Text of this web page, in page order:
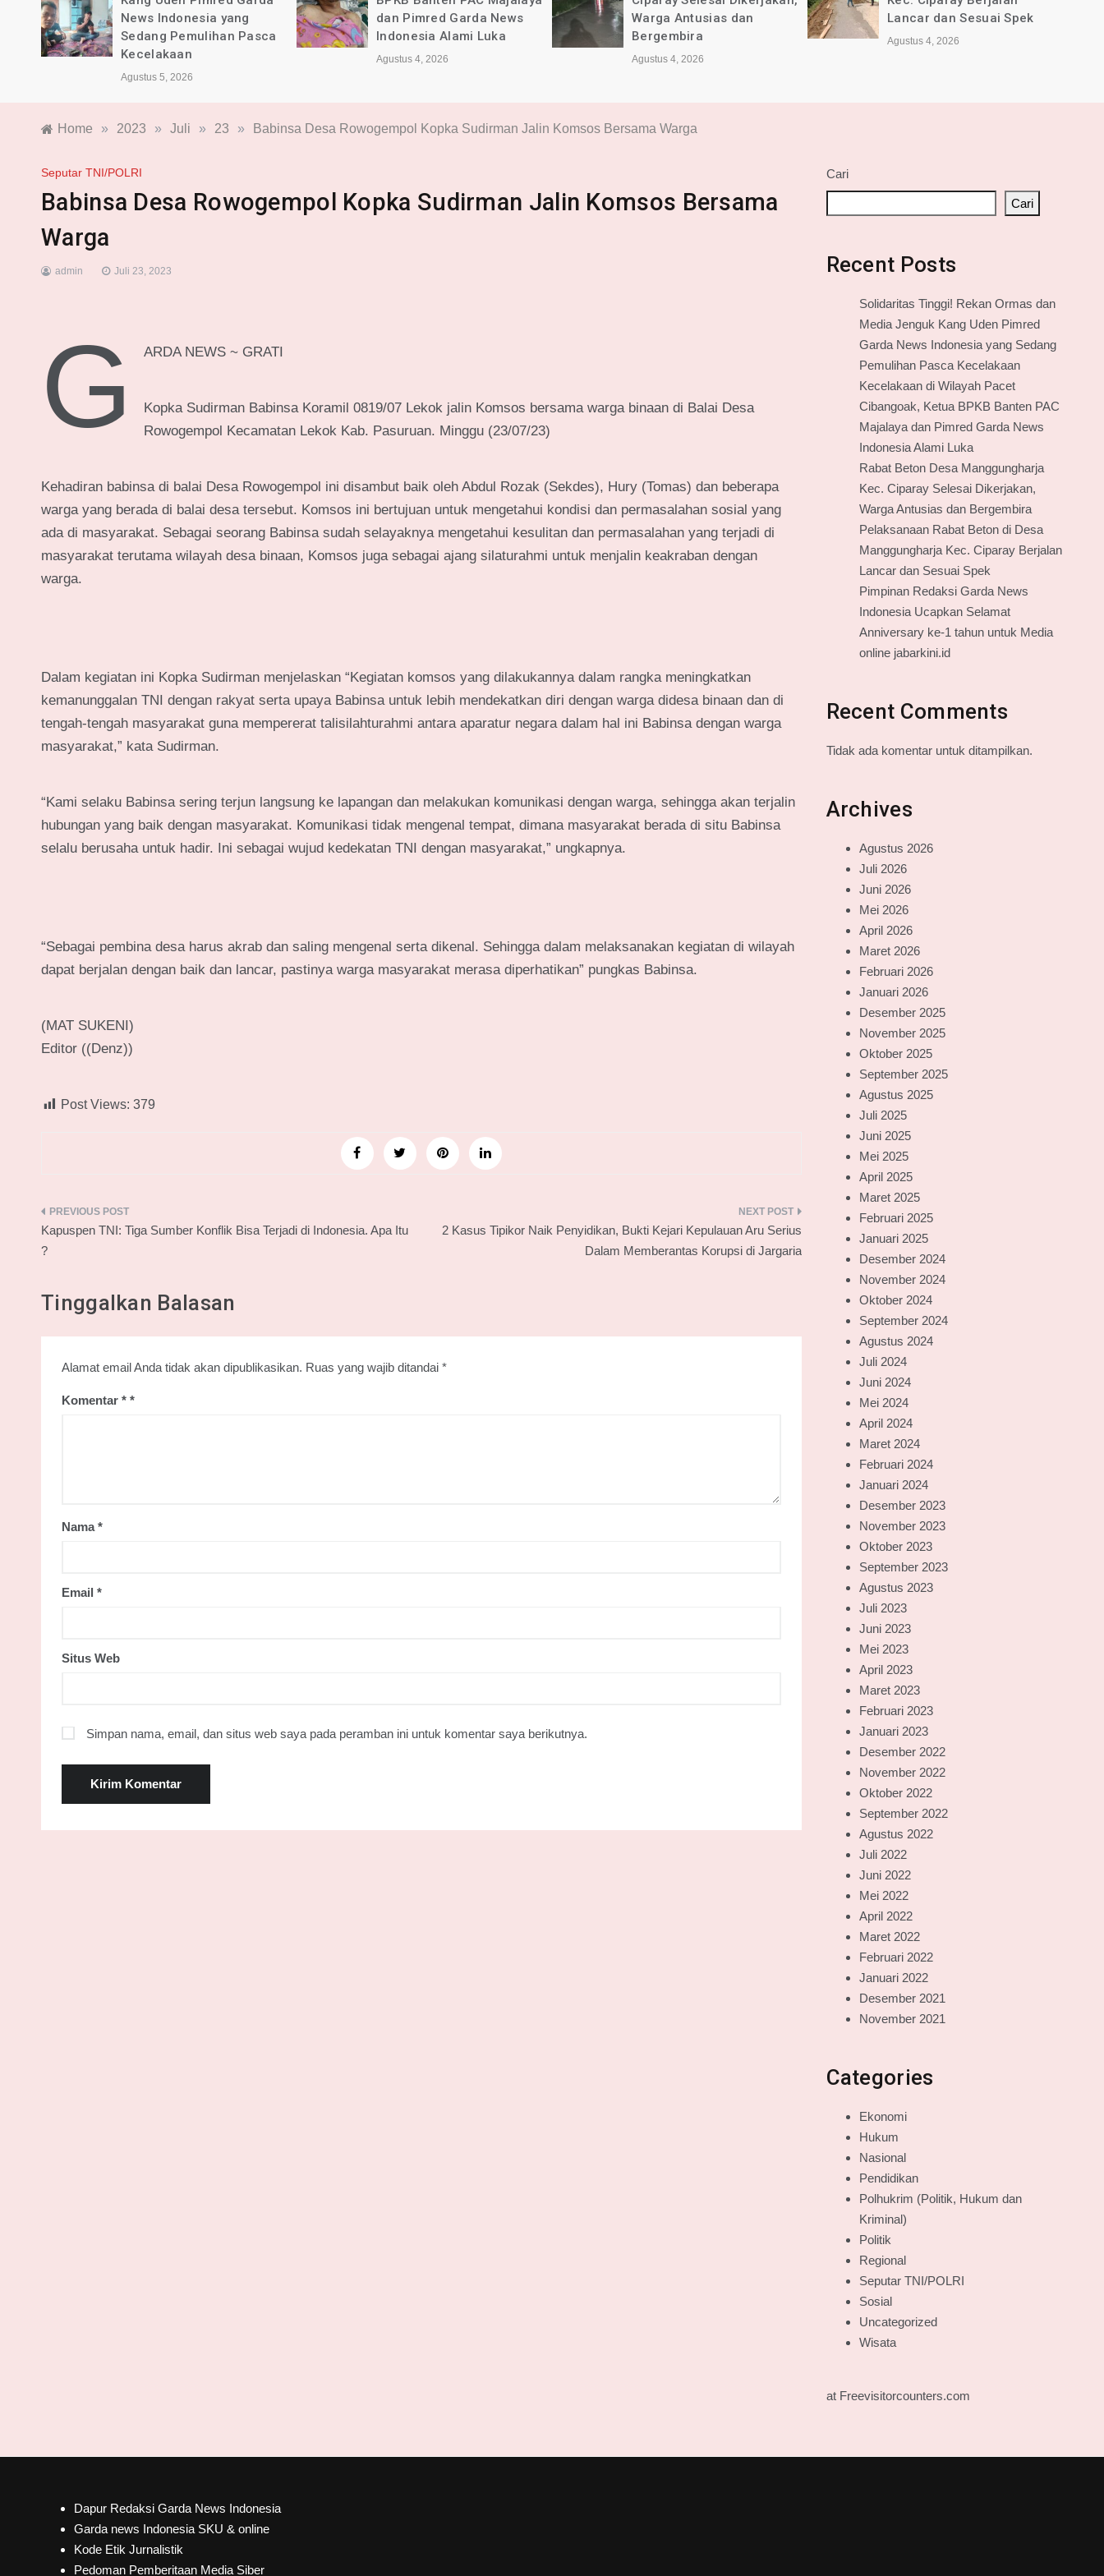
dan Pimred Garda News
Indonesia Alami Luka
Agustus 4, 2026
Warga Antusias dan
Bergembira
Agustus 4, 2026
Lancar dan Sesuai Spek
Agustus 4, 2026
tahun untuk Media online
jabarkini.id
Home » 2023 » Juli » 23 » Babinsa Desa Rowogempol Kopka Sudirman Jalin Komsos Bersama Warga
Seputar TNI/POLRI
Babinsa Desa Rowogempol Kopka Sudirman Jalin Komsos Bersama
Warga
admin Juli 23, 2023
G ARDA NEWS ~ GRATI
Kopka Sudirman Babinsa Koramil 0819/07 Lekok jalin Komsos bersama warga binaan di Balai Desa
Rowogempol Kecamatan Lekok Kab. Pasuruan. Minggu (23/07/23)
Kehadiran babinsa di balai Desa Rowogempol ini disambut baik oleh Abdul Rozak (Sekdes), Hury (Tomas) dan beberapa
warga yang berada di balai desa tersebut. Komsos ini bertujuan untuk mengetahui kondisi dan permasalahan sosial yang
ada di masyarakat. Sebagai seorang Babinsa sudah selayaknya mengetahui kesulitan dan permasalahan yang terjadi di
masyarakat terutama wilayah desa binaan, Komsos juga sebagai ajang silaturahmi untuk menjalin keakraban dengan
warga.
Dalam kegiatan ini Kopka Sudirman menjelaskan “Kegiatan komsos yang dilakukannya dalam rangka meningkatkan
kemanunggalan TNI dengan rakyat serta upaya Babinsa untuk lebih mendekatkan diri dengan warga didesa binaan dan di
tengah-tengah masyarakat guna mempererat talisilahturahmi antara aparatur negara dalam hal ini Babinsa dengan warga
masyarakat,” kata Sudirman.
“Kami selaku Babinsa sering terjun langsung ke lapangan dan melakukan komunikasi dengan warga, sehingga akan terjalin
hubungan yang baik dengan masyarakat. Komunikasi tidak mengenal tempat, dimana masyarakat berada di situ Babinsa
selalu berusaha untuk hadir. Ini sebagai wujud kedekatan TNI dengan masyarakat,” ungkapnya.
“Sebagai pembina desa harus akrab dan saling mengenal serta dikenal. Sehingga dalam melaksanakan kegiatan di wilayah
dapat berjalan dengan baik dan lancar, pastinya warga masyarakat merasa diperhatikan” pungkas Babinsa.
(MAT SUKENI)
Editor ((Denz))
Post Views: 379
Navigasi
pos
Kapuspen TNI: Tiga Sumber Konflik Bisa Terjadi di Indonesia. Apa Itu
?
2 Kasus Tipikor Naik Penyidikan, Bukti Kejari Kepulauan Aru Serius
Dalam Memberantas Korupsi di Jargaria
Tinggalkan Balasan
Alamat email Anda tidak akan dipublikasikan. Ruas yang wajib ditandai *
Komentar *
Nama*
Email *
Situs Web
Simpan nama, email, dan situs web saya pada peramban ini untuk komentar saya berikutnya.
Cari
Cari
Recent Posts
Solidaritas Tinggi! Rekan Ormas dan
Media Jenguk Kang Uden Pimred
Garda News Indonesia yang Sedang
Pemulihan Pasca Kecelakaan
Kecelakaan di Wilayah Pacet
Cibangoak, Ketua BPKB Banten PAC
Majalaya dan Pimred Garda News
Indonesia Alami Luka
Rabat Beton Desa Manggungharja
Kec. Ciparay Selesai Dikerjakan,
Warga Antusias dan Bergembira
Pelaksanaan Rabat Beton di Desa
Manggungharja Kec. Ciparay Berjalan
Lancar dan Sesuai Spek
Pimpinan Redaksi Garda News
Indonesia Ucapkan Selamat
Anniversary ke-1 tahun untuk Media
online jabarkini.id
Recent Comments
Tidak ada komentar untuk ditampilkan.
Archives
Agustus 2026
Juli 2026
Juni 2026
Mei 2026
April 2026
Maret 2026
Februari 2026
Januari 2026
Desember 2025
November 2025
Oktober 2025
September 2025
Agustus 2025
Juli 2025
Juni 2025
Mei 2025
April 2025
Maret 2025
Februari 2025
Januari 2025
Desember 2024
November 2024
Oktober 2024
September 2024
Agustus 2024
Juli 2024
Juni 2024
Mei 2024
April 2024
Maret 2024
Februari 2024
Januari 2024
Desember 2023
November 2023
Oktober 2023
September 2023
Agustus 2023
Juli 2023
Juni 2023
Mei 2023
April 2023
Maret 2023
Februari 2023
Januari 2023
Desember 2022
November 2022
Oktober 2022
September 2022
Agustus 2022
Juli 2022
Juni 2022
Mei 2022
April 2022
Maret 2022
Februari 2022
Januari 2022
Desember 2021
November 2021
Categories
Ekonomi
Hukum
Nasional
Pendidikan
Polhukrim (Politik, Hukum dan
Kriminal)
Politik
Regional
Seputar TNI/POLRI
Sosial
Uncategorized
Wisata
at Freevisitorcounters.com
Dapur Redaksi Garda News Indonesia
Garda news Indonesia SKU & online
Kode Etik Jurnalistik
Pedoman Pemberitaan Media Siber